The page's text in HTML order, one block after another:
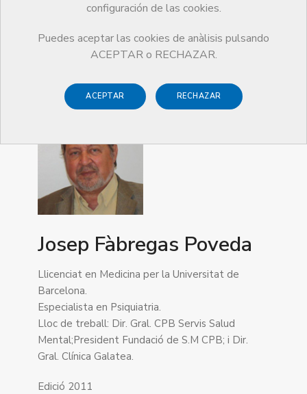
configuración de las cookies.
Puedes aceptar las cookies de anàlisis pulsando
ACEPTAR o RECHAZAR.
ACEPTAR RECHAZAR
Guardonat Edició 2011
Josep Fàbregas Poveda
Llicenciat en Medicina per la Universitat de
Barcelona.
Especialista en Psiquiatria.
Lloc de treball: Dir. Gral. CPB Servis Salud
Mental;President Fundació de S.M CPB; i Dir.
Gral. Clínica Galatea.
Edició 2011